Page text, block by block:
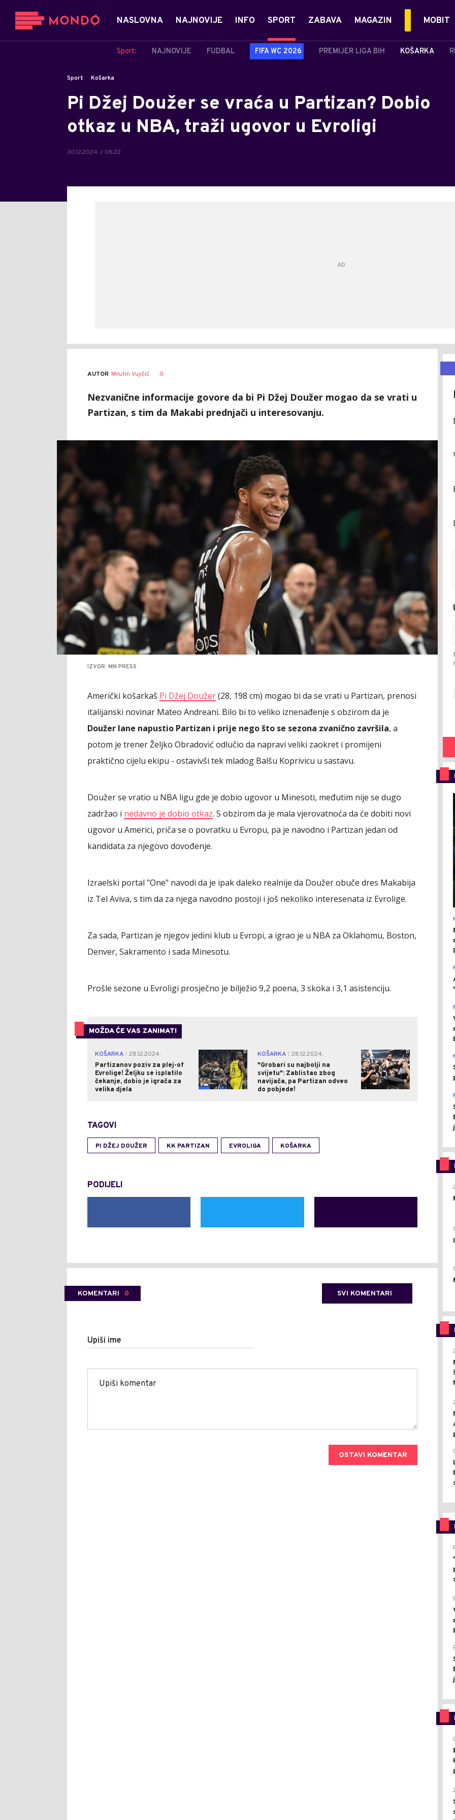
NASLOVNA NAJNOVIJE INFO SPORT
Sport: NAJNOVIJE FUDBAL FIFA WC 2026 PREMIJER LIGA BIH KOŠARKA
ZABAVA MAGAZIN MOBIT
Sport Košarka
Pi Džej Doužer se vraća u Partizan? Dobio
otkaz u NBA, traži ugovor u Evroligi
30.12.2024. / 08:22
AUTOR Milutin Vujičić 0
Nezvanične informacije govore da bi Pi Džej Doužer mogao da se vrati u
Partizan, s tim da Makabi prednjači u interesovanju.
IZVOR: MN PRESS
Američki košarkaš Pi Džej Doužer(28, 198 cm) mogao bi da se vrati u Partizan, prenosi
italijanski novinar Mateo Andreani. Bilo bi to veliko iznenađenje s obzirom da je
Doužer lane napustio Partizan i prije nego što se sezona zvanično završila, a
potom je trener Željko Obradović odlučio da napravi veliki zaokret i promijeni
praktično cijelu ekipu - ostavivši tek mladog Balšu Koprivicu u sastavu.
Doužer se vratio u NBA ligu gde je dobio ugovor u Minesoti, međutim nije se dugo
zadržao i nedavno je dobio otkaz. S obzirom da je mala vjerovatnoća da će dobiti novi
ugovor u Americi, priča se o povratku u Evropu, pa je navodno i Partizan jedan od
kandidata za njegovo dovođenje.
Izraelski portal "One" navodi da je ipak daleko realnije da Doužer obuče dres Makabija
iz Tel Aviva, s tim da za njega navodno postoji i još nekoliko interesenata iz Evrolige.
Za sada, Partizan je njegov jedini klub u Evropi, a igrao je u NBA za Oklahomu, Boston,
Denver, Sakramento i sada Minesotu.
Prošle sezone u Evroligi prosječno je bilježio 9,2 poena, 3 skoka i 3,1 asistenciju.
MOŽDA ĆE VAS ZANIMATI
KOŠARKA
28.12.2024.
Partizanov poziv za plej-of
Evrolige! Željku se isplatilo
čekanje, dobio je igrača za
velika djela
0 KOŠARKA
28.12.2024.
"Grobari su najbolji na
svijetu": Zablistao zbog
navijača, pa Partizan odveo
do pobjede!
0
TAGOVI
PI DŽEJ DOUŽER KK PARTIZAN EVROLIGA KOŠARKA
PODIJELI
KOMENTARI 0 SVI KOMENTARI
Upiši ime
OSTAVI KOMENTAR